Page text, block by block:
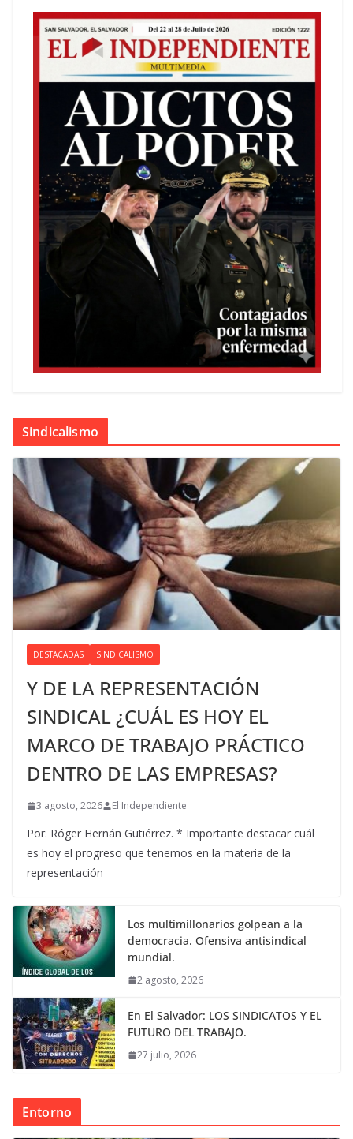
Sindicalismo
DESTACADAS SINDICALISMO
Y DE LA REPRESENTACIÓN
SINDICAL ¿CUÁL ES HOY EL
MARCO DE TRABAJO PRÁCTICO
DENTRO DE LAS EMPRESAS?
3 agosto, 2026 El Independiente
Por: Róger Hernán Gutiérrez. * Importante destacar cuál
es hoy el progreso que tenemos en la materia de la
representación
Los multimillonarios golpean a la
democracia. Ofensiva antisindical
mundial.
2 agosto, 2026
En El Salvador: LOS SINDICATOS Y EL
FUTURO DEL TRABAJO.
27 julio, 2026
Entorno